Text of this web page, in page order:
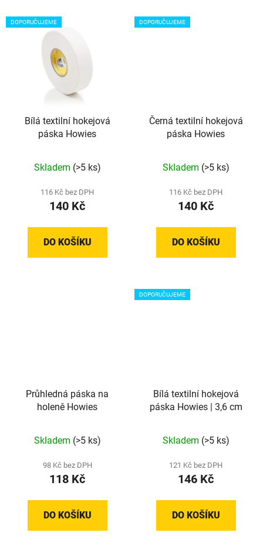
DOPORUČUJEME
Bílá textilní hokejová
páska Howies
hodnocení
produktu
je
z
Skladem (>5 ks)
116 Kč bez DPH
140 Kč
DO KOŠÍKU
DOPORUČUJEME
Černá textilní hokejová
páska Howies
hodnocení
produktu
je
z
Skladem (>5 ks)
116 Kč bez DPH
140 Kč
DO KOŠÍKU
Průhledná páska na
holeně Howies
hodnocení
produktu
je
z
Skladem (>5 ks)
98 Kč bez DPH
118 Kč
DO KOŠÍKU
DOPORUČUJEME
Bílá textilní hokejová
páska Howies | 3,6 cm
hodnocení
produktu
je
z
Skladem (>5 ks)
121 Kč bez DPH
146 Kč
DO KOŠÍKU